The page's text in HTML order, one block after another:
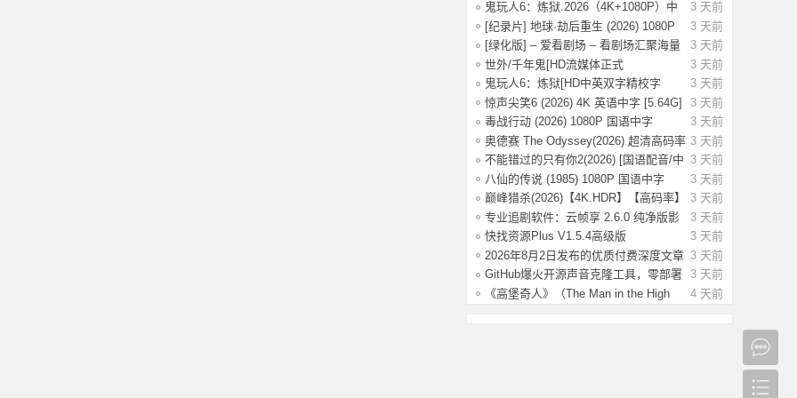
New D 3 天前
鬼玩人6：炼狱.2026（4K+1080P）中
字.附系
3 天前
[纪录片] 地球·劫后重生 (2026) 1080P
英
3 天前
[绿化版] – 爱看剧场 – 看剧场汇聚海量
影
3 天前
世外/千年鬼[HD流媒体正式
版]Another.World
3 天前
鬼玩人6：炼狱[HD中英双字精校字
幕]Evil De
3 天前
惊声尖笑6 (2026) 4K 英语中字 [5.64G]
3 天前
毒战行动 (2026) 1080P 国语中字
[1.14G]
3 天前
奥德赛 The Odyssey(2026) 超清高码率
4K H
3 天前
不能错过的只有你2(2026) [国语配音/中
文字
3 天前
八仙的传说 (1985) 1080P 国语中字
[3.79G]
3 天前
巅峰猎杀(2026)【4K.HDR】【高码率】
【内封
3 天前
专业追剧软件：云帧享 2.6.0 纯净版影
视资
3 天前
快找资源Plus V1.5.4高级版
3 天前
2026年8月2日发布的优质付费深度文章
合集【
3 天前
GitHub爆火开源声音克隆工具，零部署
3秒音
4 天前
《高堡奇人》（The Man in the High